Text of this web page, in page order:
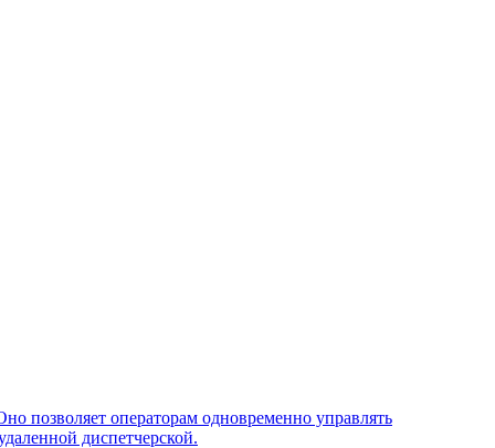
позволяет операторам одновременно управлять
диспетчерской.